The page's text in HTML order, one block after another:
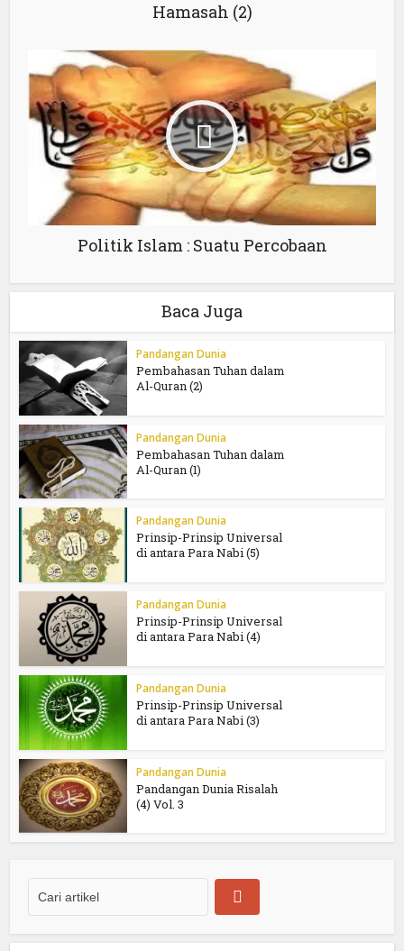
Hamasah (2)
Politik Islam : Suatu Percobaan
Baca Juga
Pandangan Dunia
Pembahasan Tuhan dalam
Al-Quran (2)
Pandangan Dunia
Pembahasan Tuhan dalam
Al-Quran (1)
Pandangan Dunia
Prinsip-Prinsip Universal
di antara Para Nabi (5)
Pandangan Dunia
Prinsip-Prinsip Universal
di antara Para Nabi (4)
Pandangan Dunia
Prinsip-Prinsip Universal
di antara Para Nabi (3)
Pandangan Dunia
Pandangan Dunia Risalah
(4) Vol. 3